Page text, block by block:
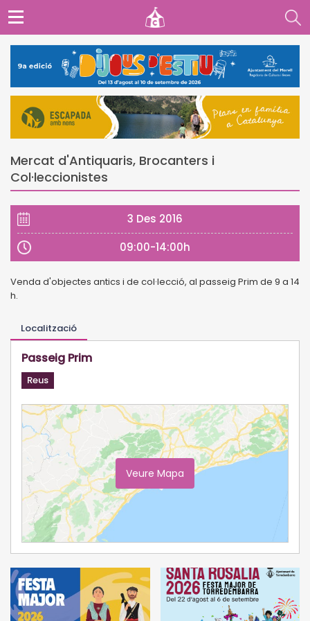
Mercat d'Antiquaris, Brocanters i
Col·leccionistes
3 Des 2016
09:00-14:00h
Venda d'objectes antics i de col·lecció, al passeig Prim de 9 a 14
h.
Localització
Passeig Prim
Reus
Veure Mapa